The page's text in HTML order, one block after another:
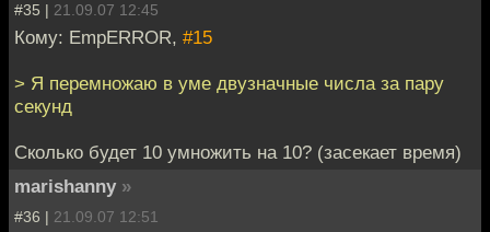
#35 | 21.09.07 12:45
Кому: EmpERROR, #15
> Я перемножаю в уме двузначные числа за пару
секунд
Сколько будет 10 умножить на 10? (засекает время)
marishanny »
#36 | 21.09.07 12:51